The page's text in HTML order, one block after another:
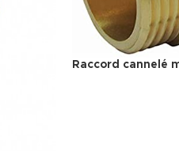
Raccord cannelé